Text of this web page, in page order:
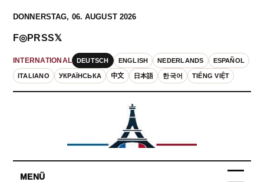
DONNERSTAG, 06. AUGUST 2026
INTERNATIONAL DEUTSCH ENGLISH NEDERLANDS ESPAÑOL
ITALIANO УКРАЇНСЬКА 中文 日本語 한국어 TIẾNG VIỆT
F◎PRSS𝕏
MENÜ